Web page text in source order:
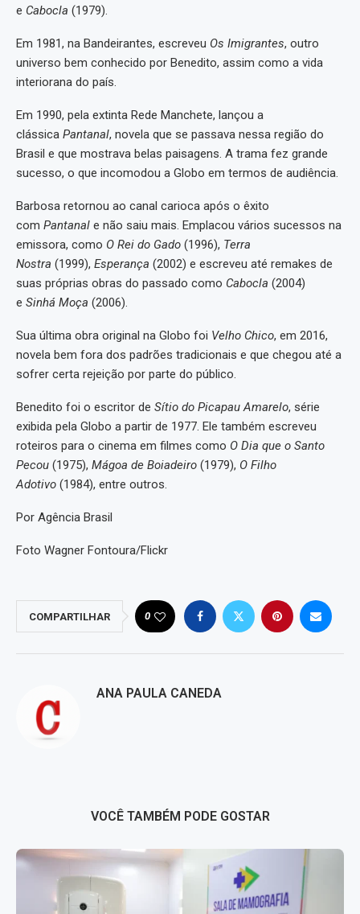
e Cabocla (1979).
Em 1981, na Bandeirantes, escreveu Os Imigrantes, outro
universo bem conhecido por Benedito, assim como a vida
interiorana do país.
Em 1990, pela extinta Rede Manchete, lançou a
clássica Pantanal, novela que se passava nessa região do
Brasil e que mostrava belas paisagens. A trama fez grande
sucesso, o que incomodou a Globo em termos de audiência.
Barbosa retornou ao canal carioca após o êxito
com Pantanal e não saiu mais. Emplacou vários sucessos na
emissora, como O Rei do Gado (1996), Terra
Nostra (1999), Esperança (2002) e escreveu até remakes de
suas próprias obras do passado como Cabocla (2004)
e Sinhá Moça (2006).
Sua última obra original na Globo foi Velho Chico, em 2016,
novela bem fora dos padrões tradicionais e que chegou até a
sofrer certa rejeição por parte do público.
Benedito foi o escritor de Sítio do Picapau Amarelo, série
exibida pela Globo a partir de 1977. Ele também escreveu
roteiros para o cinema em filmes como O Dia que o Santo
Pecou (1975), Mágoa de Boiadeiro (1979), O Filho
Adotivo (1984), entre outros.
Por Agência Brasil
Foto Wagner Fontoura/Flickr
COMPARTILHAR 0
ANA PAULA CANEDA
VOCÊ TAMBÉM PODE GOSTAR